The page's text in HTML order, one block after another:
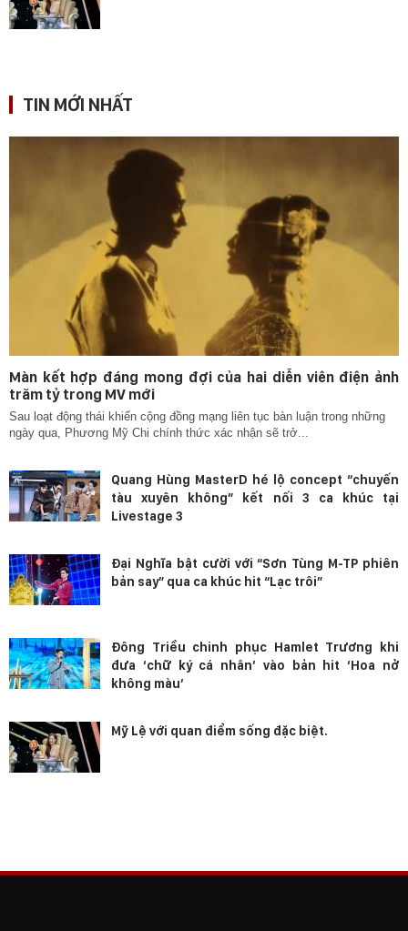
TIN MỚI NHẤT
Màn kết hợp đáng mong đợi của hai diễn viên điện ảnh
trăm tỷ trong MV mới
Sau loạt động thái khiến cộng đồng mạng liên tục bàn luận trong những
ngày qua, Phương Mỹ Chi chính thức xác nhận sẽ trở...
Quang Hùng MasterD hé lộ concept “chuyến
tàu xuyên không” kết nối 3 ca khúc tại
Livestage 3
Đại Nghĩa bật cười với “Sơn Tùng M-TP phiên
bản say” qua ca khúc hit “Lạc trôi”
Đông Triều chinh phục Hamlet Trương khi
đưa ‘chữ ký cá nhân’ vào bản hit ‘Hoa nở
không màu’
Mỹ Lệ với quan điểm sống đặc biệt.